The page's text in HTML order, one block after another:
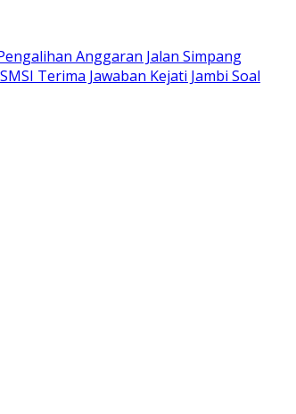
Anggaran Jalan Simpang
SMSI Terima Jawaban Kejati Jambi Soal